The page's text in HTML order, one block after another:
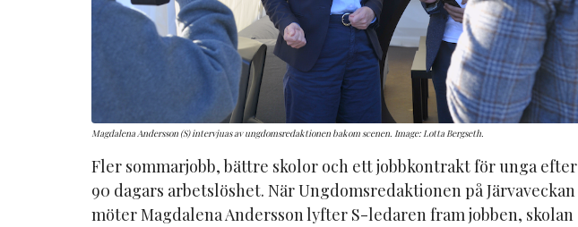
Magdalena Andersson (S) intervjuas av ungdomsredaktionen bakom scenen. Image: Lotta Bergseth.
Fler sommarjobb, bättre skolor och ett jobbkontrakt för unga efter
90 dagars arbetslöshet. När Ungdomsredaktionen på Järvaveckan
möter Magdalena Andersson lyfter S-ledaren fram jobben, skolan